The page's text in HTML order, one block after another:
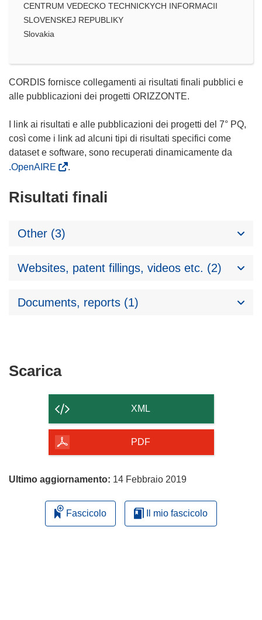
CENTRUM VEDECKO TECHNICKYCH INFORMACII
SLOVENSKEJ REPUBLIKY
Slovakia
CORDIS fornisce collegamenti ai risultati finali pubblici e
alle pubblicazioni dei progetti ORIZZONTE.
I link ai risultati e alle pubblicazioni dei progetti del 7° PQ,
così come i link ad alcuni tipi di risultati specifici come
dataset e software, sono recuperati dinamicamente da
.OpenAIRE
.
Risultati finali
Other (3)
Websites, patent fillings, videos etc. (2)
Documents, reports (1)
ScaricaScarica
contenuto
della
pagina
XML
PDF
Ultimo aggiornamento: 14 Febbraio 2019
Fascicolo Il mio fascicolo